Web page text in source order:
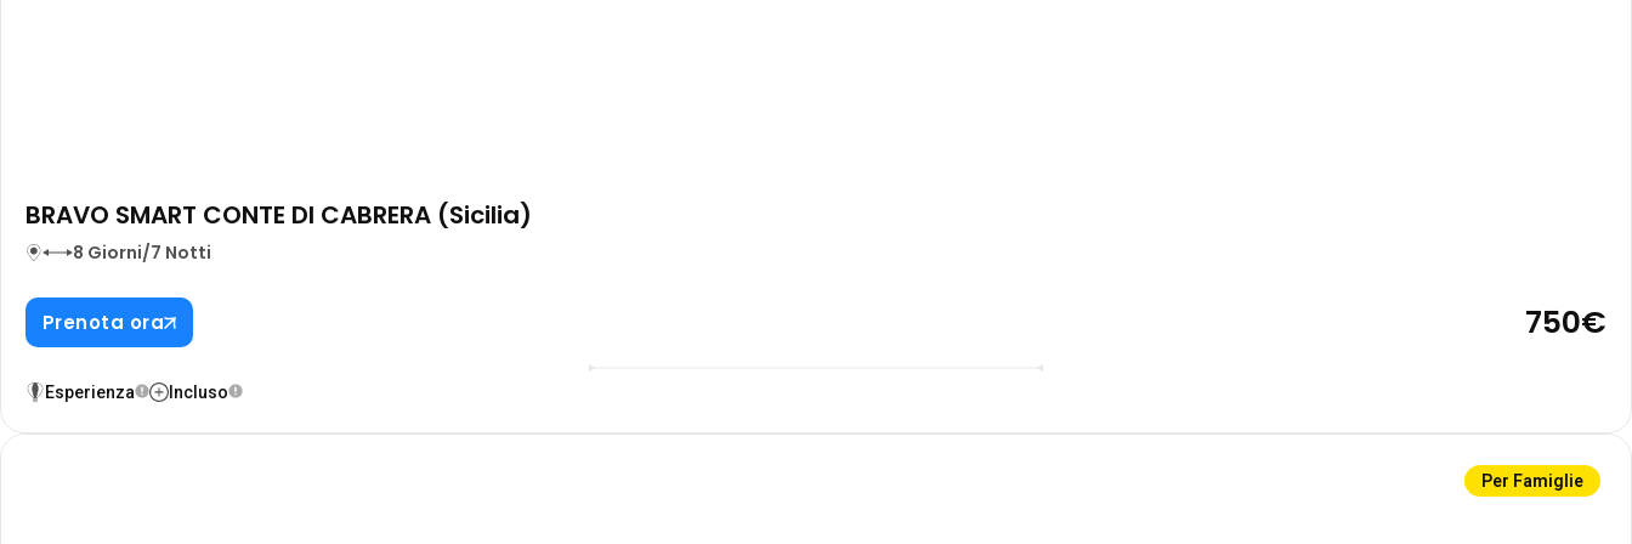
BRAVO SMART CONTE DI CABRERA (Sicilia)
8 Giorni/7 Notti
Prenota ora 750€
Esperienza Incluso
Per Famiglie